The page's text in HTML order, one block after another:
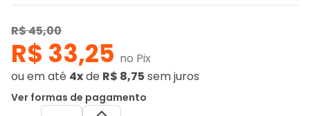
R$ 45,00
R$ 33,25 no Pix
ouem até 4xde R$ 8,75 sem juros
Ver formas de pagamento